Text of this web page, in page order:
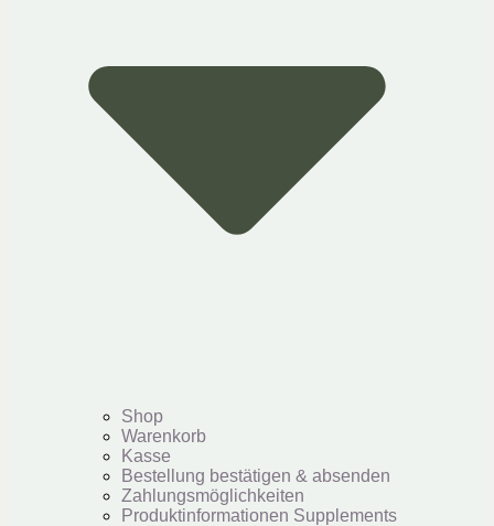
Shop
Warenkorb
Kasse
Bestellung bestätigen & absenden
Zahlungsmöglichkeiten
Produktinformationen Supplements